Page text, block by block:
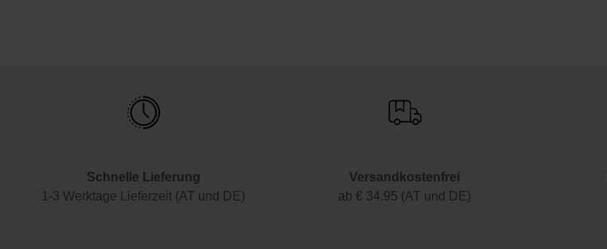
Schnelle Lieferung
1-3 Werktage Lieferzeit (AT und DE)
Versandkostenfrei
ab € 34.95 (AT und DE)